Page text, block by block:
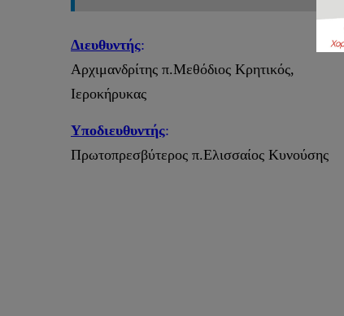
Διευθυντής:
Αρχιμανδρίτης π.Μεθόδιος Κρητικός,
Ιεροκήρυκας
Υποδιευθυντής:
Πρωτοπρεσβύτερος π.Ελισσαίος Κυνούσης